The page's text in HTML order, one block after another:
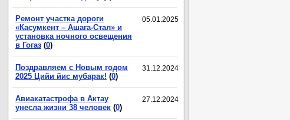
05.01.2025
Ремонт участка дороги
«Касумкент – Ашага-Стал» и
установка ночного освещения
в Гогаз (0)
31.12.2024
Поздравляем с Новым годом
2025 Цийи йис мубарак! (0)
27.12.2024
Авиакатастрофа в Актау
унесла жизни 38 человек (0)